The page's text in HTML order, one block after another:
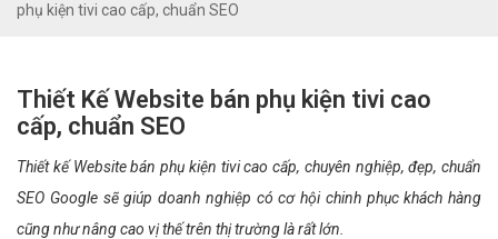
phụ kiện tivi cao cấp, chuẩn SEO
Thiết Kế Website bán phụ kiện tivi cao
cấp, chuẩn SEO
Thiết kế Website bán phụ kiện tivi cao cấp, chuyên nghiệp, đẹp, chuẩn
SEO Google sẽ giúp doanh nghiệp có cơ hội chinh phục khách hàng
cũng như nâng cao vị thế trên thị trường là rất lớn.